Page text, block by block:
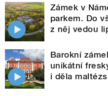
Zámek v
parkem. Do
z něj vedou
Barokní
unikátní
i děla